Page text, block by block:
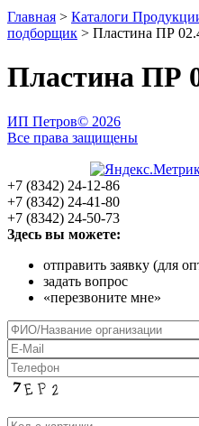
Главная > Каталоги
подборщик > Пластина ПР
Пластина ПР
ИП Петров© 2026
Все права защищены
+7 (8342) 24-12-86
+7 (8342) 24-41-80
+7 (8342) 24-50-73
Здесь вы можете:
отправить заявку (для
задать вопрос
«перезвоните мне»